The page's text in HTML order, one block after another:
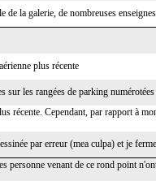
la galerie, de nombreuses
plus récente
les rangées de parking
récente. Cependant, par rapport à
par erreur (mea culpa) et je
personne venant de ce rond point